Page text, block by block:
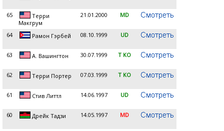
65
Терри
Макгрум
21.01.2000 MD
64 Рамон Гэрбей 08.10.1999 UD
63 А. Вашингтон 30.07.1999 T KO
62 Терри Портер 07.03.1999 T KO
61 Стив Литтл 14.06.1997 UD
60 Дрейк Тадзи 14.05.1997 MD